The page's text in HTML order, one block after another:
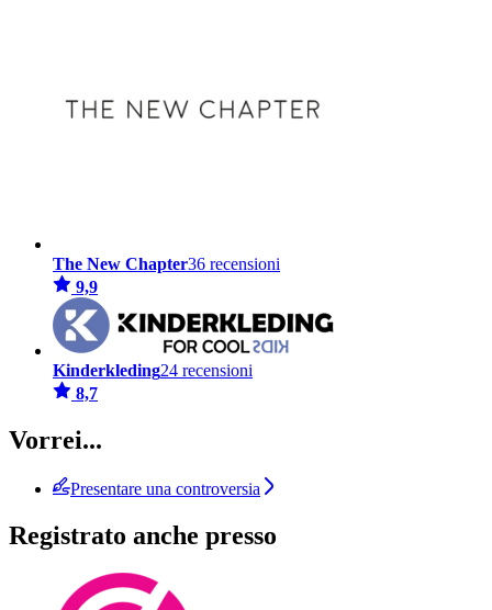
The New Chapter36 recensioni
9,9
Kinderkleding24 recensioni
8,7
Vorrei...
Presentare una controversia
Registrato anche presso